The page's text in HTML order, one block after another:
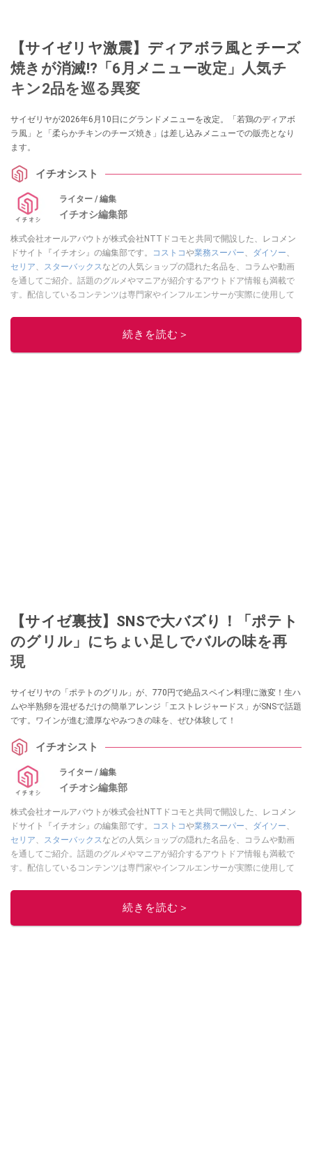
【サイゼリヤ激震】ディアボラ風とチーズ
焼きが消滅!?「6月メニュー改定」人気チ
キン2品を巡る異変
サイゼリヤが2026年6月10日にグランドメニューを改定。「若鶏のディアボ
ラ風」と「柔らかチキンのチーズ焼き」は差し込みメニューでの販売となり
ます。
イチオシスト
ライター / 編集
イチオシ編集部
株式会社オールアバウトが株式会社NTTドコモと共同で開設した、レコメン
ドサイト『イチオシ』の編集部です。
コストコや業務スーパー、 ダイソー、
セリア、 スターバックスなどの人気ショップの隠れた名品を、コラムや動画
を通してご紹介。話題のグルメやマニアが紹介するアウトドア情報も満載で
す。配信しているコンテンツは専門家やインフルエンサーが実際に使用して
ニュースでフォロー
続きを読む＞
【サイゼ裏技】SNSで大バズり！「ポテト
のグリル」にちょい足しでバルの味を再
現
サイゼリヤの「ポテトのグリル」が、770円で絶品スペイン料理に激変！生ハ
ムや半熟卵を混ぜるだけの簡単アレンジ「エストレジャードス」がSNSで話題
です。ワインが進む濃厚なやみつきの味を、ぜひ体験して！
イチオシスト
ライター / 編集
イチオシ編集部
株式会社オールアバウトが株式会社NTTドコモと共同で開設した、レコメン
ドサイト『イチオシ』の編集部です。
コストコや業務スーパー、 ダイソー、
セリア、 スターバックスなどの人気ショップの隠れた名品を、コラムや動画
を通してご紹介。話題のグルメやマニアが紹介するアウトドア情報も満載で
す。配信しているコンテンツは専門家やインフルエンサーが実際に使用して
ニュースでフォロー
続きを読む＞